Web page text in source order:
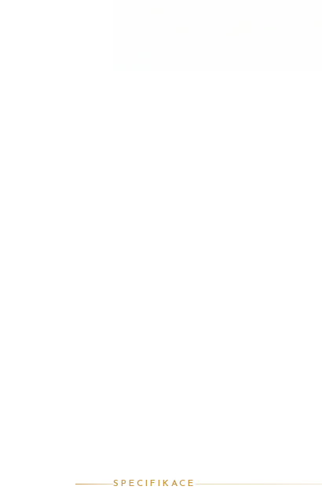
SPECIFIKACE